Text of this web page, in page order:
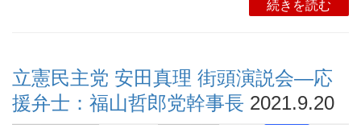
続きを読む
立憲民主党 安田真理 街頭演説会―応
援弁士：福山哲郎党幹事長 2021.9.20